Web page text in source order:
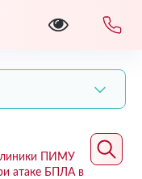
ПИМУ
атаке БПЛА в